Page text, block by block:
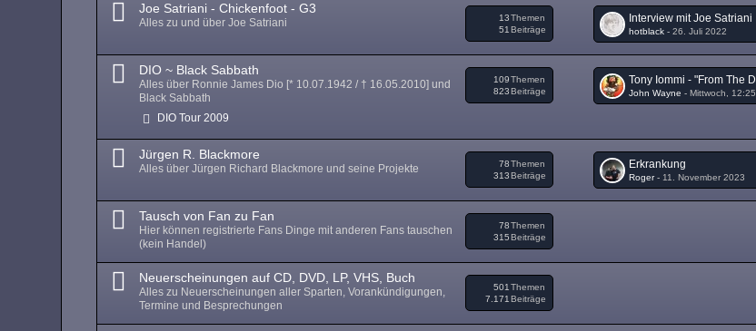
Joe Satriani - Chickenfoot - G3
Alles zu und über Joe Satriani Themen
13
Beiträge
51
Interview mit Joe Satriani
hotblack -26. Juli 2022
DIO ~ Black Sabbath
Alles über Ronnie James Dio [* 10.07.1942 / † 16.05.2010] und
Black Sabbath
Themen
109
Beiträge
823 John Wayne -Mittwoch, 12:25
DIO Tour 2009
Jürgen R. Blackmore
Alles über Jürgen Richard Blackmore und seine Projekte Themen
78
Beiträge
313
Erkrankung
Roger- 11. November 2023
Tausch von Fan zu Fan
Hier können registrierte Fans Dinge mit anderen Fans tauschen
(kein Handel)
Themen
78
Beiträge
315
Neuerscheinungen auf CD, DVD, LP, VHS, Buch
Alles zu Neuerscheinungen aller Sparten, Vorankündigungen,
Termine und Besprechungen
Themen
501
Beiträge
7.171